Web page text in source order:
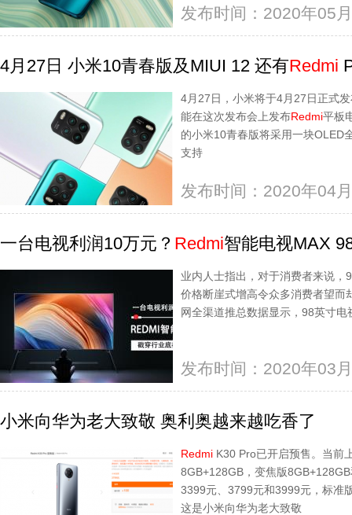
发布时间：2020年05
4月27日 小米10青春版及MIUI 12 还有Redmi
4月27日，小米将于4月27日正式
能在这次发布会上发布Redmi平板
的小米10青春版将采用一块OLED
支持
发布时间：2020年04
一台电视利润10万元？ Redmi智能电视MAX
业内人士指出，对于消费者来说
价格断崖式增高令众多消费者望而
网全渠道推总数据显示，98英寸
发布时间：2020年03
小米向华为老大致敬 奥利奥越来越吃香了
Redmi K30 Pro已开启预售。当前
8GB+128GB，变焦版
3399元、3799元和3999元，标准
这是小米向华为老大致敬